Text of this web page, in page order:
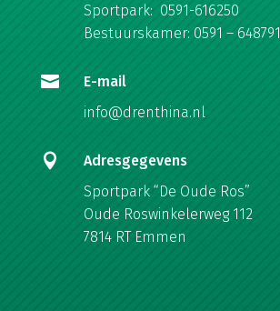
Sportpark: 0591-616250
Bestuurskamer: 0591 – 648791

E-mail
info@drenthina.nl

Adresgegevens
Sportpark “De Oude Ros”
Oude Roswinkelerweg 112
7814 RT Emmen